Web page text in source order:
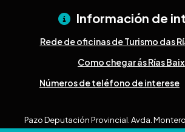
Información de
Rede de oficinas de Turismo das
Como chegar ás Rías
Números de teléfono de interese
Pazo Deputación Provincial. Avda.